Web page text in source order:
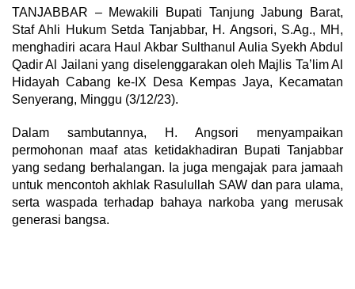
TANJABBAR – Mewakili Bupati Tanjung Jabung Barat,
Staf Ahli Hukum Setda Tanjabbar, H. Angsori, S.Ag., MH,
menghadiri acara Haul Akbar Sulthanul Aulia Syekh Abdul
Qadir Al Jailani yang diselenggarakan oleh Majlis Ta’lim Al
Hidayah Cabang ke-IX Desa Kempas Jaya, Kecamatan
Senyerang, Minggu (3/12/23).
Dalam sambutannya, H. Angsori menyampaikan
permohonan maaf atas ketidakhadiran Bupati Tanjabbar
yang sedang berhalangan. Ia juga mengajak para jamaah
untuk mencontoh akhlak Rasulullah SAW dan para ulama,
serta waspada terhadap bahaya narkoba yang merusak
generasi bangsa.